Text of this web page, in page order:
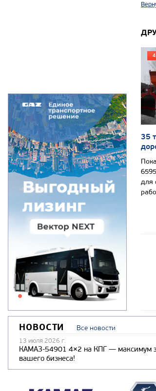
35
для
НОВОСТИ Все новости
13 июля 2026 г.
КАМАЗ-54901 4×2 на КПГ — максимум
вашего бизнеса!